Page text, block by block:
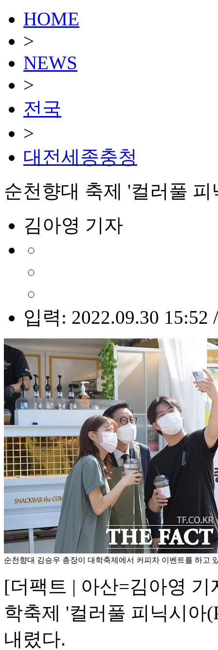
HOME
>
NEWS
>
전국
>
대전세종충청
순천향대 축제 '컬러풀
김아영 기자
입력: 2022.09.30 15:52
순천향대 김승우 총장이 대학축제에서 커피차 이벤트를 하고
[더팩트 | 아산=김아영
학축제 '컬러풀 피닉시아
내렸다.